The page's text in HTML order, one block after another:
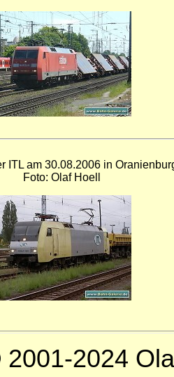
ITL am 30.08.2006 in
Foto: Olaf Hoell
2024